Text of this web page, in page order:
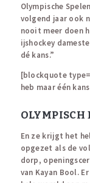
Olympische
volgend jaar ook
nooit meer doen
ijshockey
dé kans.”
[blockquote
heb maar één
OLYMPISCH
En ze krijgt het
opgezet als de
dorp,
van Kayan Bool.